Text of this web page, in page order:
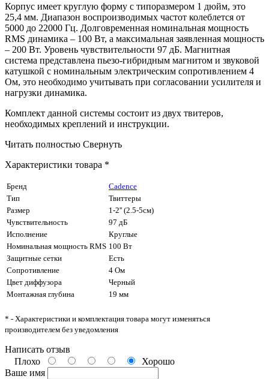
Корпус имеет круглую форму с типоразмером 1 дюйм, это
25,4 мм. Диапазон воспроизводимых частот колеблется от
5000 до 22000 Гц. Долговременная номинальная мощность
RMS динамика – 100 Вт, а максимальная заявленная мощность
– 200 Вт. Уровень чувствительности 97 дБ. Магнитная
система представлена пьезо-гибридным магнитом и звуковой
катушкой с номинальным электрическим сопротивлением 4
Ом, это необходимо учитывать при согласовании усилителя и
нагрузки динамика.
Комплект данной системы состоит из двух твитеров,
необходимых креплений и инструкции.
Читать полностью Свернуть
Характеристики товара *
Бренд
Cadence
Тип
Твиттеры
Размер
1-2'' (2.5-5см)
Чувствительность
97 дБ
Исполнение
Круглые
Номинальная мощность RMS 100 Вт
Защитные сетки
Есть
Сопротивление
4 Ом
Цвет диффузора
Черный
Монтажная глубина
19 мм
* - Характеристики и комплектация товара могут изменяться
производителем без уведомления
Написать отзыв
Плохо
Хорошо
Ваше имя